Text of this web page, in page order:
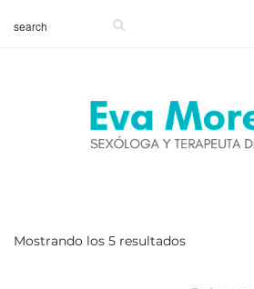
Mostrando los 5 resultados